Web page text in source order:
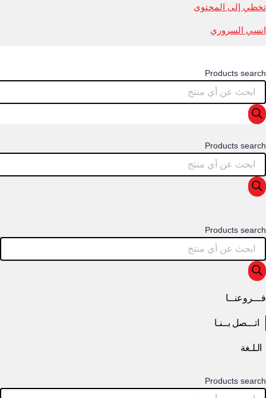
تخطي إلى المحتوى
انسي السروري
Products search
Products search
Products search
فـــروعنــا
اتـــصل بــنـا
الـلـغة
Products search